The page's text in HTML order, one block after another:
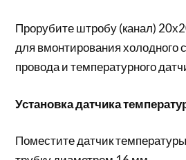
Прорубите штробу (канал)
для вмонтирования холодного
провода и температурного
Установка датчика
Поместите датчик